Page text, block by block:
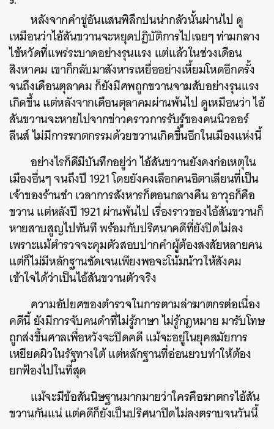
หลังจากคำขู่อันแสนพิลึกปนน่ากลัวนั้นผ่านไป ดู
เหมือนว่าไอ้สันขวานจะหยุดปฏิบัติการไปเฉยๆ ท่ามกลาง
ไข้หวัดที่แพร่ระบาดอย่างรุนแรง แต่แล้วในช่วงเดือน
สิงหาคม เขาก็กลับมาสังหารเหยื่ออย่างเหี้ยมโหดอีกครั้ง
จนถึงเดือนตุลาคม ก็ยังมีศพถูกขวานจามสับอย่างรุนแรง
เกิดขึ้น แต่หลังจากเดือนตุลาคมผ่านพ้นไป ดูเหมือนว่า ไอ้
สันขวานจะหายไปจากข่าวคราวการรับรู้ของคนนิวออร์
ลีนส์ ไม่มีการฆาตกรรมด้วยขวานเกิดขึ้นอีกในเมืองแห่งนี้
อย่างไรก็ดีมีบันทึกอยู่ว่า ไอ้สันขวานยังคงก่อเหตุใน
เมืองอื่นๆ จนถึงปี 1921 โดยยังคงเลือกคนอิตาเลียนที่เป็น
เจ้าของร้านชำ เวลาการสังหารก็ตอนกลางคืน อาวุธก็คือ
ขวาน แต่หลังปี 1921 ผ่านพ้นไป เรื่องราวของไอ้สันขวานก็
หายสาบสูญไปทันที พร้อมกับปริศนาคดีที่ยังปิดไม่ลง
เพราะแม้ตำรวจจะคุมตัวสอบปากคำผู้ต้องสงสัยหลายคน
แต่ก็ไม่มีหลักฐานชัดเจนเพียงพอจะโน้มน้าวให้สังคม
เข้าใจได้ว่าเป็นไอ้สันขวานตัวจริง
ความอัปยศของตำรวจในการตามล่าฆาตกรต่อเนื่อง
คดีนี้ ยังมีการจับคนดำที่ไม่รู้ภาษา ไม่รู้กฎหมาย มารับโทษ
ถูกส่งขึ้นศาลเพื่อหวังจะปิดคดี แม้จะอยู่ในยุคสมัยการ
เหยียดผิวในรัฐทางใต้ แต่หลักฐานที่อ่อนยวบทำให้ต้อง
ยกฟ้องไปในที่สุด
แม้จะมีข้อสันนิษฐานมากมายว่าใครคือฆาตกรไอ้สัน
ขวานกันแน่ แต่คดีก็ยังเป็นปริศนาปิดไม่ลงตราบจนวันนี้